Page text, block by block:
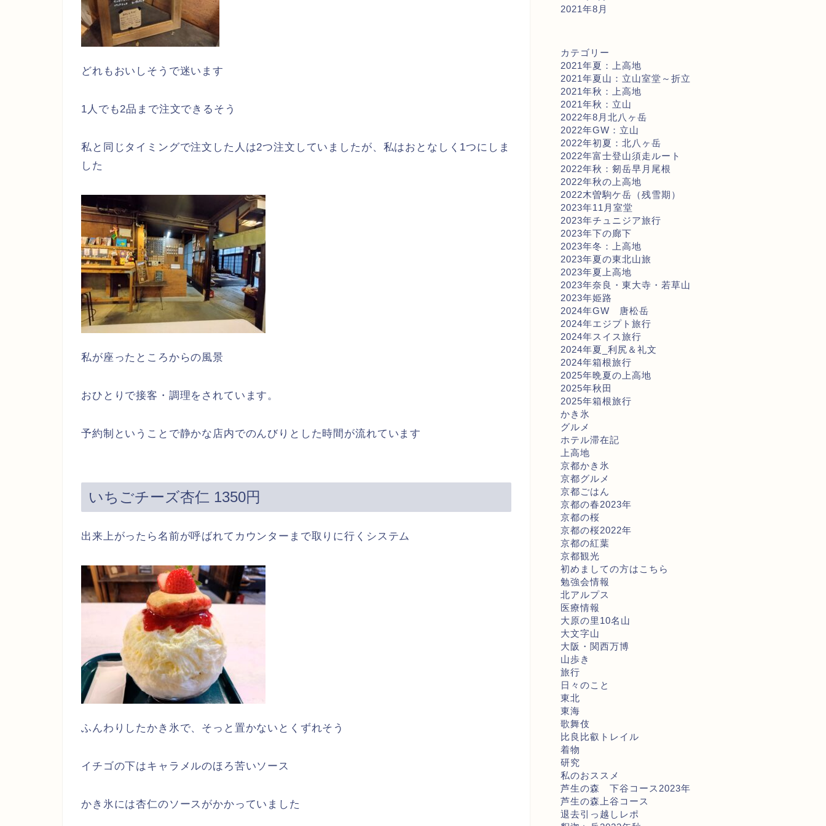
どれもおいしそうで迷います
1人でも2品まで注文できるそう
私と同じタイミングで注文した人は2つ注文していましたが、私はおとなしく1つにしま
した
私が座ったところからの風景
おひとりで接客・調理をされています。
予約制ということで静かな店内でのんびりとした時間が流れています
いちごチーズ杏仁 1350円
出来上がったら名前が呼ばれてカウンターまで取りに行くシステム
ふんわりしたかき氷で、そっと置かないとくずれそう
イチゴの下はキャラメルのほろ苦いソース
かき氷には杏仁のソースがかかっていました
2021年8月
カテゴリー
2021年夏：上高地
2021年夏山：立山室堂～折立
2021年秋：上高地
2021年秋：立山
2022年8月北八ヶ岳
2022年GW：立山
2022年初夏：北八ヶ岳
2022年富士登山須走ルート
2022年秋：剱岳早月尾根
2022年秋の上高地
2022木曽駒ケ岳（残雪期）
2023年11月室堂
2023年チュニジア旅行
2023年下の廊下
2023年冬：上高地
2023年夏の東北山旅
2023年夏上高地
2023年奈良・東大寺・若草山
2023年姫路
2024年GW 唐松岳
2024年エジプト旅行
2024年スイス旅行
2024年夏_利尻＆礼文
2024年箱根旅行
2025年晩夏の上高地
2025年秋田
2025年箱根旅行
かき氷
グルメ
ホテル滞在記
上高地
京都かき氷
京都グルメ
京都ごはん
京都の春2023年
京都の桜
京都の桜2022年
京都の紅葉
京都観光
初めましての方はこちら
勉強会情報
北アルプス
医療情報
大原の里10名山
大文字山
大阪・関西万博
山歩き
旅行
日々のこと
東北
東海
歌舞伎
比良比叡トレイル
着物
研究
私のおススメ
芦生の森 下谷コース2023年
芦生の森上谷コース
退去引っ越しレポ